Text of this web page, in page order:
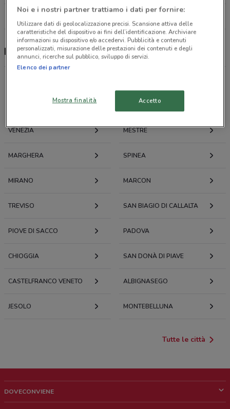
Tutti i negozi Parafarmacia Conad
Parafarmacia Conad, offerte e negozi
Offerte volantini e cataloghi per città nelle vicinanze
VENEZIA MESTRE
MARGHERA SPINEA
MIRANO MARCON
TREVISO SAN BIAGIO DI CALLALTA
PIOVE DI SACCO PADOVA
CHIOGGIA SAN DONÀ DI PIAVE
CASTELFRANCO VENETO ALBIGNASEGO
JESOLO MONTEBELLUNA
Tutte le città
DOVECONVIENE
Noi e i nostri partner trattiamo i dati per fornire:
Utilizzare dati di geolocalizzazione precisi. Scansione attiva delle
caratteristiche del dispositivo ai fini dell’identificazione. Archiviare
informazioni su dispositivo e/o accedervi. Pubblicità e contenuti
personalizzati, misurazione delle prestazioni dei contenuti e degli
annunci, ricerche sul pubblico, sviluppo di servizi.
Elenco dei partner
Mostra finalità Accetto